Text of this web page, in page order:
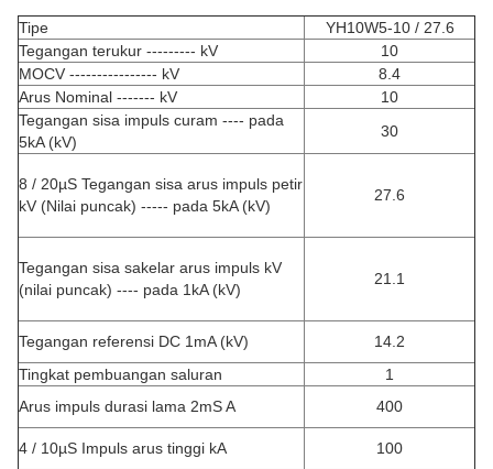
Tipe
YH10W5-10 / 27.6
Tegangan terukur --------- kV
10
MOCV ---------------- kV
8.4
Arus Nominal ------- kV
10
Tegangan sisa impuls curam ---- pada
5kA (kV)
30
8 / 20µS Tegangan sisa arus impuls petir
kV (Nilai puncak) ----- pada 5kA (kV)
27.6
Tegangan sisa sakelar arus impuls kV
(nilai puncak) ---- pada 1kA (kV)
21.1
Tegangan referensi DC 1mA (kV)
14.2
Tingkat pembuangan saluran
1
Arus impuls durasi lama 2mS A
400
4 / 10µS Impuls arus tinggi kA 100